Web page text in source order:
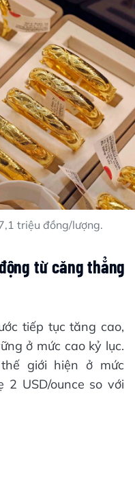
triệu đồng/lượng.
từ căng thẳng
tiếp tục tăng cao,
ở mức cao kỷ lục.
giới hiện ở mức
2 USD/ounce so với